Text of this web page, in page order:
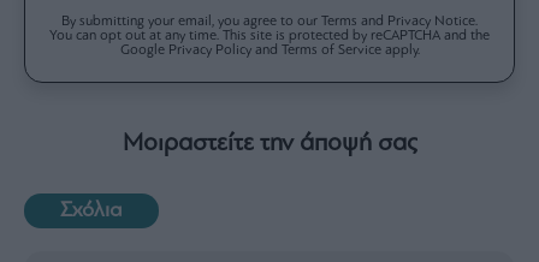
By submitting your email, you agree to our Terms and Privacy Notice.
You can opt out at any time. This site is protected by reCAPTCHA and the
Google Privacy Policy and Terms of Service apply.
Μοιραστείτε την άποψή σας
Σχόλια